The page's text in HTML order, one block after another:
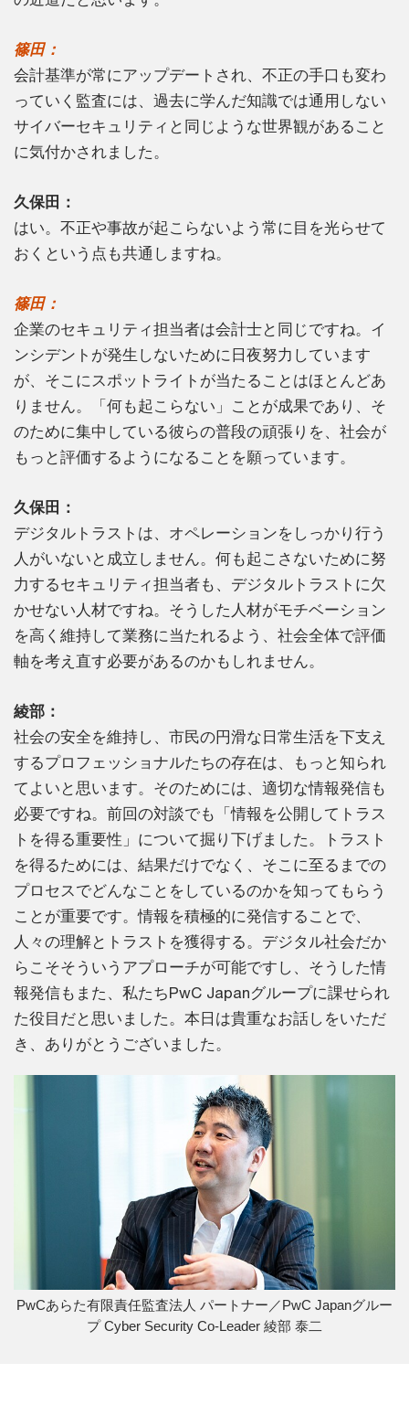
篠田：
会計基準が常にアップデートされ、不正の手口も変わ
っていく監査には、過去に学んだ知識では通用しない
サイバーセキュリティと同じような世界観があること
に気付かされました。
久保田：
はい。不正や事故が起こらないよう常に目を光らせて
おくという点も共通しますね。
篠田：
企業のセキュリティ担当者は会計士と同じですね。イ
ンシデントが発生しないために日夜努力しています
が、そこにスポットライトが当たることはほとんどあ
りません。「何も起こらない」ことが成果であり、そ
のために集中している彼らの普段の頑張りを、社会が
もっと評価するようになることを願っています。
久保田：
デジタルトラストは、オペレーションをしっかり行う
人がいないと成立しません。何も起こさないために努
力するセキュリティ担当者も、デジタルトラストに欠
かせない人材ですね。そうした人材がモチベーション
を高く維持して業務に当たれるよう、社会全体で評価
軸を考え直す必要があるのかもしれません。
綾部：
社会の安全を維持し、市民の円滑な日常生活を下支え
するプロフェッショナルたちの存在は、もっと知られ
てよいと思います。そのためには、適切な情報発信も
必要ですね。前回の対談でも「情報を公開してトラス
トを得る重要性」について掘り下げました。トラスト
を得るためには、結果だけでなく、そこに至るまでの
プロセスでどんなことをしているのかを知ってもらう
ことが重要です。情報を積極的に発信することで、
人々の理解とトラストを獲得する。デジタル社会だか
らこそそういうアプローチが可能ですし、そうした情
報発信もまた、私たちPwC Japanグループに課せられ
た役目だと思いました。本日は貴重なお話しをいただ
き、ありがとうございました。
PwCあらた有限責任監査法人 パートナー／PwC Japanグルー
プ Cyber Security Co-Leader 綾部 泰二